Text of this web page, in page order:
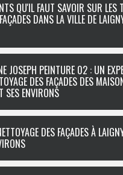
QU'IL FAUT SAVOIR SUR LES
DANS LA VILLE DE
JOSEPH PEINTURE 02 : UN
DES FAÇADES DES
SES ENVIRONS
DES FAÇADES À